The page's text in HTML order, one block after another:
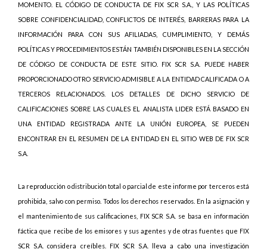
MOMENTO. EL CÓDIGO DE CONDUCTA DE FIX SCR S.A., Y LAS POLÍTICAS
SOBRE CONFIDENCIALIDAD, CONFLICTOS DE INTERÉS, BARRERAS PARA LA
INFORMACIÓN PARA CON SUS AFILIADAS, CUMPLIMIENTO, Y DEMÁS
POLÍTICAS Y PROCEDIMIENTOS ESTÁN TAMBIÉN DISPONIBLES EN LA SECCIÓN
DE CÓDIGO DE CONDUCTA DE ESTE SITIO. FIX SCR S.A. PUEDE HABER
PROPORCIONADO OTRO SERVICIO ADMISIBLE A LA ENTIDAD CALIFICADA O A
TERCEROS RELACIONADOS. LOS DETALLES DE DICHO SERVICIO DE
CALIFICACIONES SOBRE LAS CUALES EL ANALISTA LIDER ESTÁ BASADO EN
UNA ENTIDAD REGISTRADA ANTE LA UNIÓN EUROPEA, SE PUEDEN
ENCONTRAR EN EL RESUMEN DE LA ENTIDAD EN EL SITIO WEB DE FIX SCR
S.A.
La reproducción o distribución total o parcial de este informe por terceros está
prohibida, salvo con permiso. Todos los derechos reservados. En la asignación y
el mantenimiento de sus calificaciones, FIX SCR S.A. se basa en información
fáctica que recibe de los emisores y sus agentes y de otras fuentes que FIX
SCR S.A. considera creíbles. FIX SCR S.A. lleva a cabo una investigación